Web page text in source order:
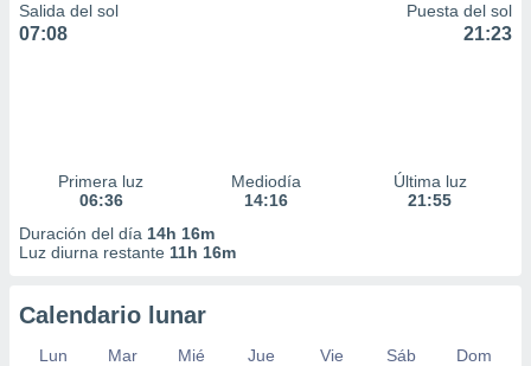
Salida del sol
07:08
Puesta del sol
21:23
Primera luz
06:36
Mediodía
14:16
Última luz
21:55
Duración del día 14h 16m
Luz diurna restante 11h 16m
Calendario lunar
Lun Mar Mié Jue Vie Sáb
Dom